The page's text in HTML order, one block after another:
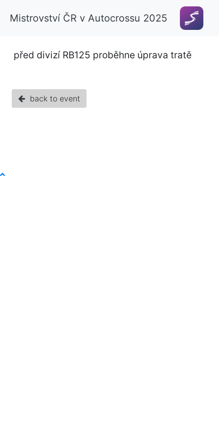
Mistrovství ČR v Autocrossu 2025
před divizí RB125 proběhne úprava tratě
back to event